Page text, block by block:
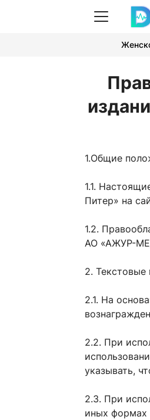
1.Общие
1.1.
Питер» на
1.2.
АО «АЖУР-
2.
2.1. На
2.2. При
указывать,
2.3. При
иных формах